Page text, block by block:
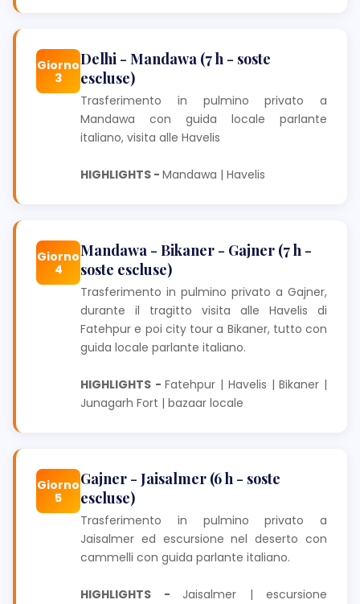
Giorno
3
Delhi - Mandawa (7 h - soste
escluse)
Trasferimento in pulmino privato a
Mandawa con guida locale parlante
italiano, visita alle Havelis
HIGHLIGHTS - Mandawa | Havelis
Giorno
4
Mandawa - Bikaner - Gajner (7 h -
soste escluse)
Trasferimento in pulmino privato a Gajner,
durante il tragitto visita alle Havelis di
Fatehpur e poi city tour a Bikaner, tutto con
guida locale parlante italiano.
HIGHLIGHTS -Fatehpur | Havelis | Bikaner |
Junagarh Fort | bazaar locale
Giorno
5
Gajner - Jaisalmer (6 h - soste
escluse)
Trasferimento in pulmino privato a
Jaisalmer ed escursione nel deserto con
cammelli con guida parlante italiano.
HIGHLIGHTS - Jaisalmer | escursione